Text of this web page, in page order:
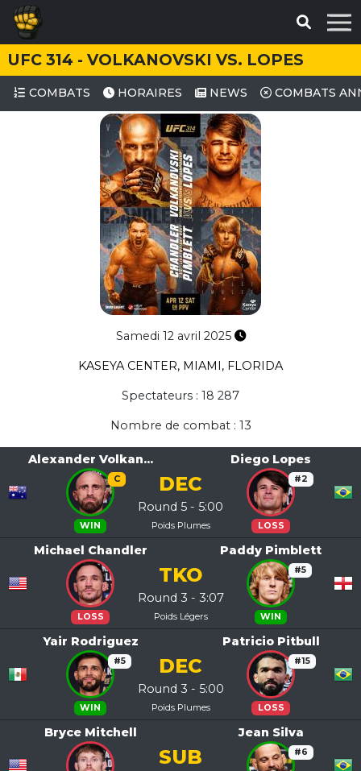
UFC 314 - VOLKANOVSKI VS. LOPES
COMBATS HORAIRES NEWS COMBATS
Samedi 12 avril 2025
KASEYA CENTER, MIAMI, FLORIDA
Spectateurs : 18 287
Nombre de combat : 13
Alexander Volkan...
C
WIN
Diego Lopes
#2
LOSS
DEC
Round 5 - 5:00
Poids Plumes
Michael Chandler
LOSS
Paddy Pimblett
#5
WIN
TKO
Round 3 - 3:07
Poids Légers
Yair Rodriguez
#5
WIN
Patricio Pitbull
#15
LOSS
DEC
Round 3 - 5:00
Poids Plumes
Bryce Mitchell Jean Silva
#6
SUB